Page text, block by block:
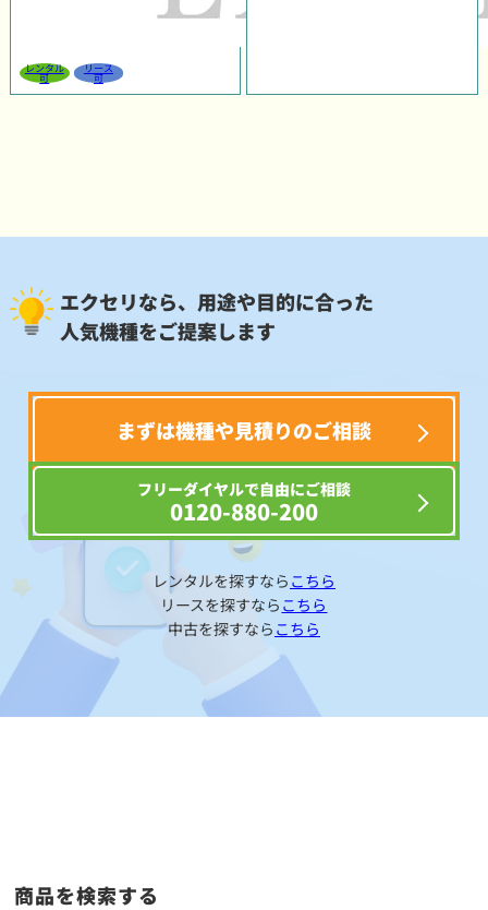
レンタル
可
リース
可
エクセリなら、用途や目的に合った
人気機種をご提案します
まずは機種や見積りのご相談
フリーダイヤルで自由にご相談
0120-880-200
レンタルを探すなら こちら
リースを探すなら こちら
中古を探すなら こちら
商品を検索する